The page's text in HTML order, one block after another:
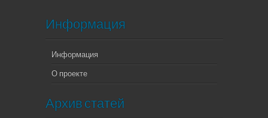
Информация
Информация
О проекте
Архив статей